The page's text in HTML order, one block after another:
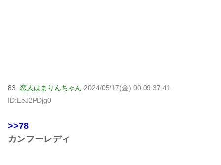
83: 恋人はまりんちゃん 2024/05/17(金) 00:09:37.41
ID:EeJ2PDjg0
>>78
カンフーレディ